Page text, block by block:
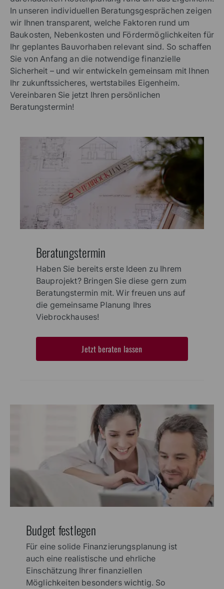
In unseren individuellen Beratungsgesprächen zeigen
wir Ihnen transparent, welche Faktoren rund um
Baukosten, Nebenkosten und Fördermöglichkeiten für
Ihr geplantes Bauvorhaben relevant sind. So schaffen
Sie von Anfang an die notwendige finanzielle
Sicherheit – und wir entwickeln gemeinsam mit Ihnen
Ihr zukunftssicheres, wertstabiles Eigenheim.
Vereinbaren Sie jetzt Ihren persönlichen
Beratungstermin!
Beratungstermin
Haben Sie bereits erste Ideen zu Ihrem
Bauprojekt? Bringen Sie diese gern zum
Beratungstermin mit. Wir freuen uns auf
die gemeinsame Planung Ihres
Viebrockhauses!
Jetzt beraten lassen
Budget festlegen
Für eine solide Finanzierungsplanung ist
auch eine realistische und ehrliche
Einschätzung Ihrer finanziellen
Möglichkeiten besonders wichtig. So